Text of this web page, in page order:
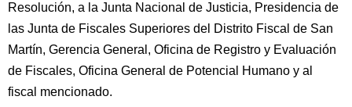
Resolución, a la Junta Nacional de Justicia, Presidencia de
las Junta de Fiscales Superiores del Distrito Fiscal de San
Martín, Gerencia General, Oficina de Registro y Evaluación
de Fiscales, Oficina General de Potencial Humano y al
fiscal mencionado.